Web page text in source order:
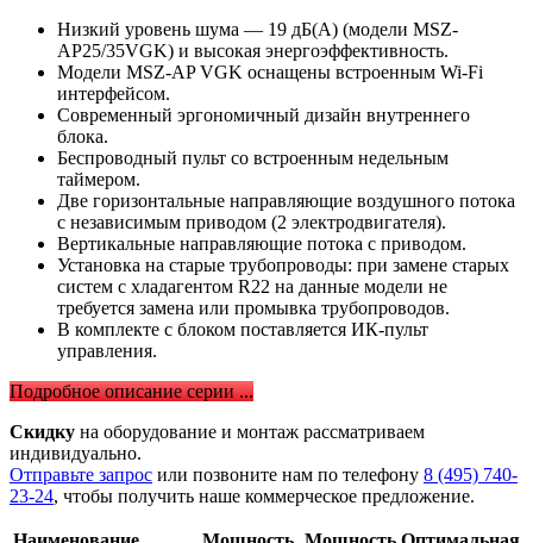
Низкий уровень шума — 19 дБ(А) (модели MSZ-
AP25/35VGK) и высокая энергоэффективность.
Модели MSZ-AP VGK оснащены встроенным Wi-Fi
интерфейсом.
Современный эргономичный дизайн внутреннего
блока.
Беспроводный пульт со встроенным недельным
таймером.
Две горизонтальные направляющие воздушного потока
с независимым приводом (2 электродвигателя).
Вертикальные направляющие потока с приводом.
Установка на старые трубопроводы: при замене старых
систем с хладагентом R22 на данные модели не
требуется замена или промывка трубопроводов.
В комплекте с блоком поставляется ИК-пульт
управления.
Подробное описание серии ...
Скидку на оборудование и монтаж рассматриваем
индивидуально.
Отправьте запрос или позвоните нам по телефону 8 (495) 740-
23-24, чтобы получить наше коммерческое предложение.